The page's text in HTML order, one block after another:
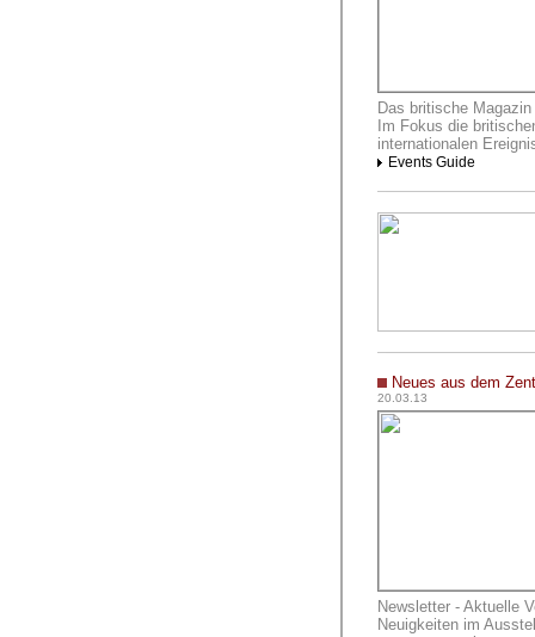
Das britische
Im Fokus die
internationalen
Events Guide
Neues aus dem
20.03.13
Newsletter - Aktuelle
Neuigkeiten im